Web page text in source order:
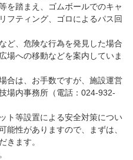
を踏まえ、ゴムボールでのキャ
フティング、ゴロによるパス回
ど、危険な行為を発見した場合
場への移動などを案内していま
合は、お手数ですが、施設運営
場内事務所（電話：024-932-
ト等設置による安全対策につい
能性がありますので、まずは、
きます。